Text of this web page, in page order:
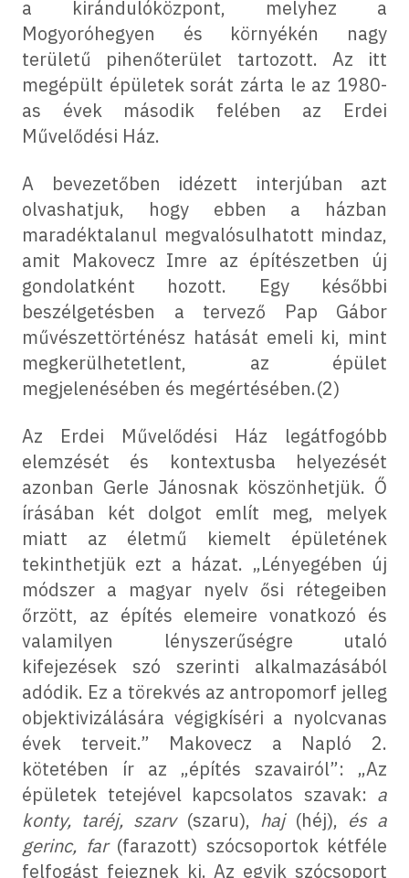
a kirándulóközpont, melyhez a
Mogyoróhegyen és környékén nagy
területű pihenőterület tartozott. Az itt
megépült épületek sorát zárta le az 1980-
as évek második felében az Erdei
Művelődési Ház.
A bevezetőben idézett interjúban azt
olvashatjuk, hogy ebben a házban
maradéktalanul megvalósulhatott mindaz,
amit Makovecz Imre az építészetben új
gondolatként hozott. Egy későbbi
beszélgetésben a tervező Pap Gábor
művészettörténész hatását emeli ki, mint
megkerülhetetlent, az épület
megjelenésében és megértésében.(2)
Az Erdei Művelődési Ház legátfogóbb
elemzését és kontextusba helyezését
azonban Gerle Jánosnak köszönhetjük. Ő
írásában két dolgot említ meg, melyek
miatt az életmű kiemelt épületének
tekinthetjük ezt a házat. „Lényegében új
módszer a magyar nyelv ősi rétegeiben
őrzött, az építés elemeire vonatkozó és
valamilyen lényszerűségre utaló
kifejezések szó szerinti alkalmazásából
adódik. Ez a törekvés az antropomorf jelleg
objektivizálására végigkíséri a nyolcvanas
évek terveit.” Makovecz a Napló 2.
kötetében ír az „építés szavairól”: „Az
épületek tetejével kapcsolatos szavak: a
konty, taréj, szarv (szaru), haj (héj), és a
gerinc, far (farazott) szócsoportok kétféle
felfogást fejeznek ki. Az egyik szócsoport